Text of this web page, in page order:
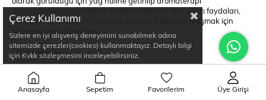
uygulamalarında da sık sık kullanılmaktadır. Gül ağacı faydaları,
kullanımı ve özellikleri hakkında kapsamlı bilgilere ulaşmak için
yazımıza göz atabilirsiniz.
Devamını oku
Çerez Kullanımı
Sizlere en iyi alışveriş deneyimini sunabilmek adına
sitemizde çerezler(cookies) kullanmaktayız. Detaylı bilgi
için Kvkk sözleşmesini inceleyebilirsiniz.
Anasayfa Sepetim Favorilerim Üye Girişi